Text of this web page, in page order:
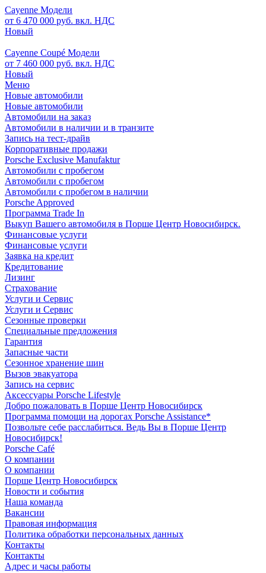
Cayenne Модели
от 6 470 000 руб. вкл. НДС
Новый
Cayenne Coupé Модели
от 7 460 000 руб. вкл. НДС
Новый
Меню
Новые автомобили
Новые автомобили
Автомобили на заказ
Автомобили в наличии и в транзите
Запись на тест-драйв
Корпоративные продажи
Porsche Exclusive Manufaktur
Автомобили с пробегом
Автомобили с пробегом
Автомобили с пробегом в наличии
Porsche Approved
Программа Trade In
Выкуп Вашего автомобиля в Порше Центр Новосибирск.
Финансовые услуги
Финансовые услуги
Заявка на кредит
Кредитование
Лизинг
Страхование
Услуги и Сервис
Услуги и Сервис
Сезонные проверки
Специальные предложения
Гарантия
Запасные части
Сезонное хранение шин
Вызов эвакуатора
Запись на сервис
Аксессуары Porsche Lifestyle
Добро пожаловать в Порше Центр Новосибирск
Программа помощи на дорогах Porsche Assistance*
Позвольте себе расслабиться. Ведь Вы в Порше Центр
Новосибирск!
Porsche Café
О компании
О компании
Порше Центр Новосибирск
Новости и события
Наша команда
Вакансии
Правовая информация
Политика обработки персональных данных
Контакты
Контакты
Адрес и часы работы